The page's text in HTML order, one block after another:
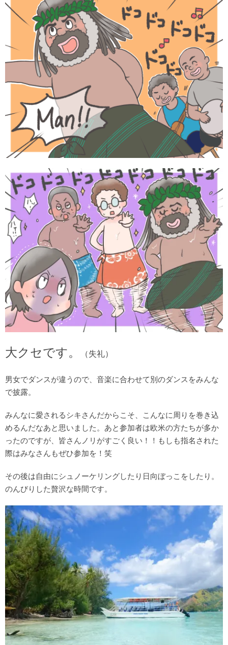
大クセです。 （失礼）
男女でダンスが違うので、音楽に合わせて別のダンスをみんな
で披露。
みんなに愛されるシキさんだからこそ、こんなに周りを巻き込
めるんだなあと思いました。あと参加者は欧米の方たちが多か
ったのですが、皆さんノリがすごく良い！！もしも指名された
際はみなさんもぜひ参加を！笑
その後は自由にシュノーケリングしたり日向ぼっこをしたり。
のんびりした贅沢な時間です。